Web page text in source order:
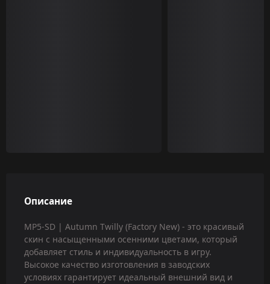
Описание
MP5-SD | Autumn Twilly (Factory New) - это красивый
скин с насыщенными осенними цветами, который
добавляет стиль и индивидуальность в игру.
Высокое качество изготовления в заводских
условиях гарантирует идеальный внешний вид и